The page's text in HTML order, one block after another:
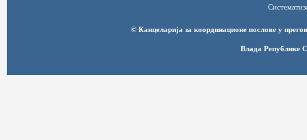
© Канцеларија за координационе послове у
Влада Републике